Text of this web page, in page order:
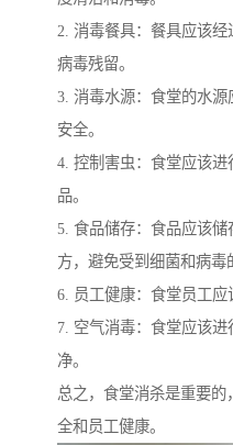
2. 消毒餐具：餐具应该
病毒残留。
3. 消毒水源：食堂的水
安全。
4. 控制害虫：食堂应该
品。
5. 食品储存：食品应该
方，避免受到细菌和病毒
6. 员工健康：食堂员工应
7. 空气消毒：食堂应该
净。
总之，食堂消杀是重要
全和员工健康。